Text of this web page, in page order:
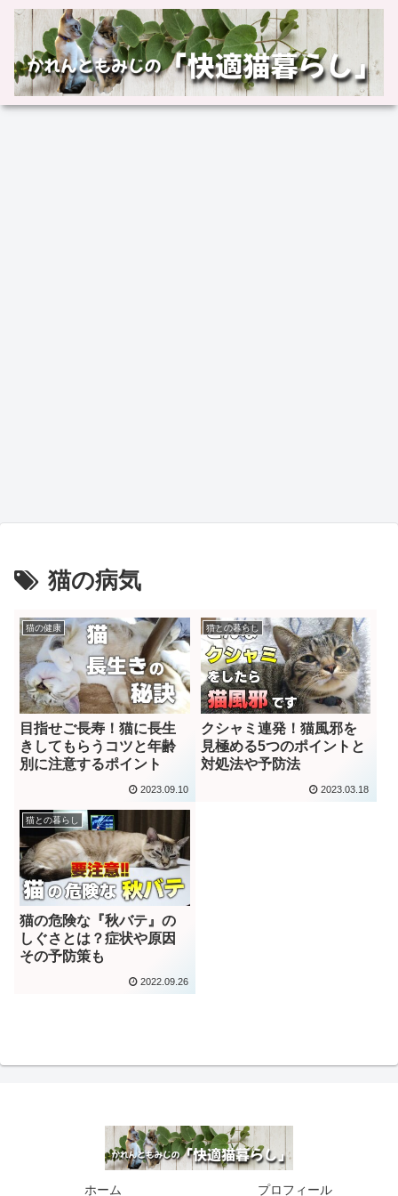
猫の病気
猫の健康
目指せご長寿！猫に長生
きしてもらうコツと年齢
別に注意するポイント
2023.09.10
猫との暮らし
クシャミ連発！猫風邪を
見極める5つのポイントと
対処法や予防法
2023.03.18
猫との暮らし
猫の危険な『秋バテ』の
しぐさとは？症状や原因
その予防策も
2022.09.26
ホーム プロフィール